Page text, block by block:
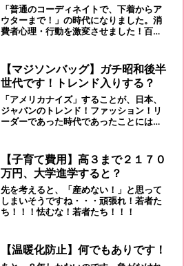
「普通のコーディネイトで、下着からア
ウターまで！」の時代になりました。消
費者心理・行動を激変させました！百貨
【マジソンバッグ】ガチ昭和後半
世代です！トレンド入りする？
「アメリカナイズ」することが、日本、
ジャパンのトレンド！ファッション！リ
ーダーであった時代であったことには、
【子育て費用】高３まで２１７０
万円、大学進学すると？
先を考えると、「産めない！」と思って
しまいそうですね・・・頑張れ！若者た
ち！！！怯むな！若者たち！！！
【温暖化防止】何でもありです！